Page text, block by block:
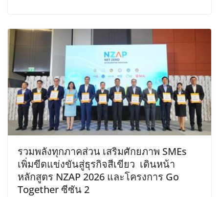
รวมพลังทุกภาคส่วน เสริมศักยภาพ SMEs
เพิ่มขีดแข่งขันสู่ธุรกิจสีเขียว เดินหน้า
หลักสูตร NZAP 2026 และโครงการ Go
Together ซีซัน 2